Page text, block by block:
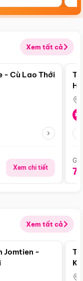
Xem tất cả
Điểm nổi bật
- Cù Lao Thới
Xem chi tiết
Xem tất cả
Điểm nổi bật
Jomtien -